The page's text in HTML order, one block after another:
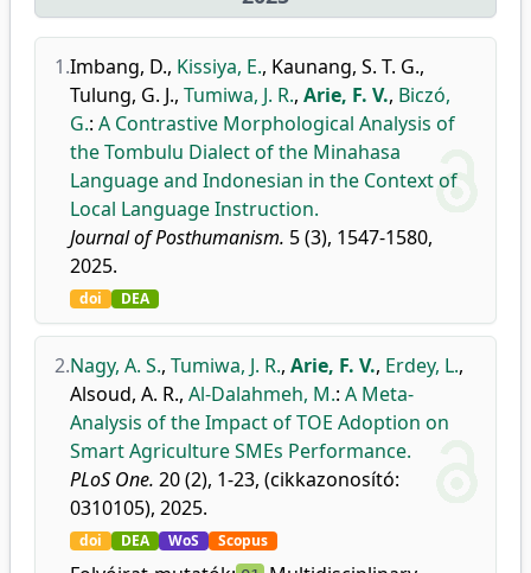
1.Imbang, D., Kissiya, E., Kaunang, S. T. G.,
Tulung, G. J., Tumiwa, J. R., Arie, F. V., Biczó,
G.: A Contrastive Morphological Analysis of
the Tombulu Dialect of the Minahasa
Language and Indonesian in the Context of
Local Language Instruction.
Journal of Posthumanism. 5 (3), 1547-1580,
2025.
doi DEA
2.Nagy, A. S., Tumiwa, J. R., Arie, F. V., Erdey, L.,
Alsoud, A. R., Al-Dalahmeh, M.: A Meta-
Analysis of the Impact of TOE Adoption on
Smart Agriculture SMEs Performance.
PLoS One. 20 (2), 1-23, (cikkazonosító:
0310105), 2025.
doi DEA WoS Scopus